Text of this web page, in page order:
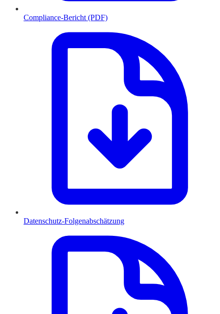
Compliance-Bericht (PDF)
Datenschutz-Folgenabschätzung